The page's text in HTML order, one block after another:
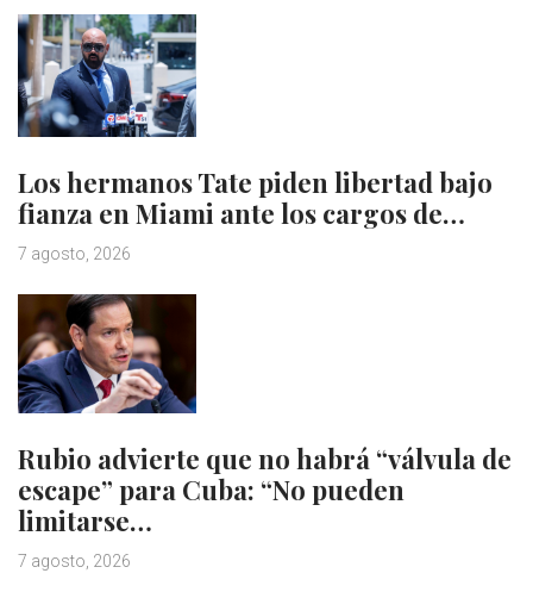
Los hermanos Tate piden libertad bajo
fianza en Miami ante los cargos de…
7 agosto, 2026
Rubio advierte que no habrá “válvula de
escape” para Cuba: “No pueden
limitarse…
7 agosto, 2026